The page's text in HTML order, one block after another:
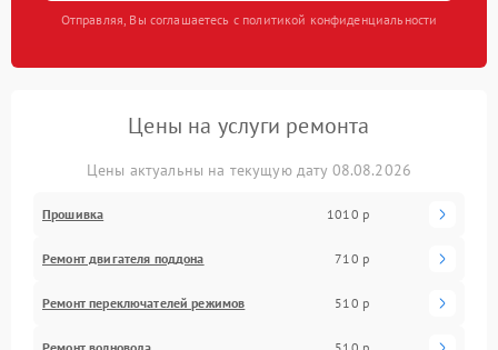
Отправляя, Вы соглашаетесь с политикой конфиденциальности
Цены на услуги ремонта
Цены актуальны на текущую дату 08.08.2026
Прошивка 1010 р
Ремонт двигателя поддона 710 р
Ремонт переключателей режимов 510 р